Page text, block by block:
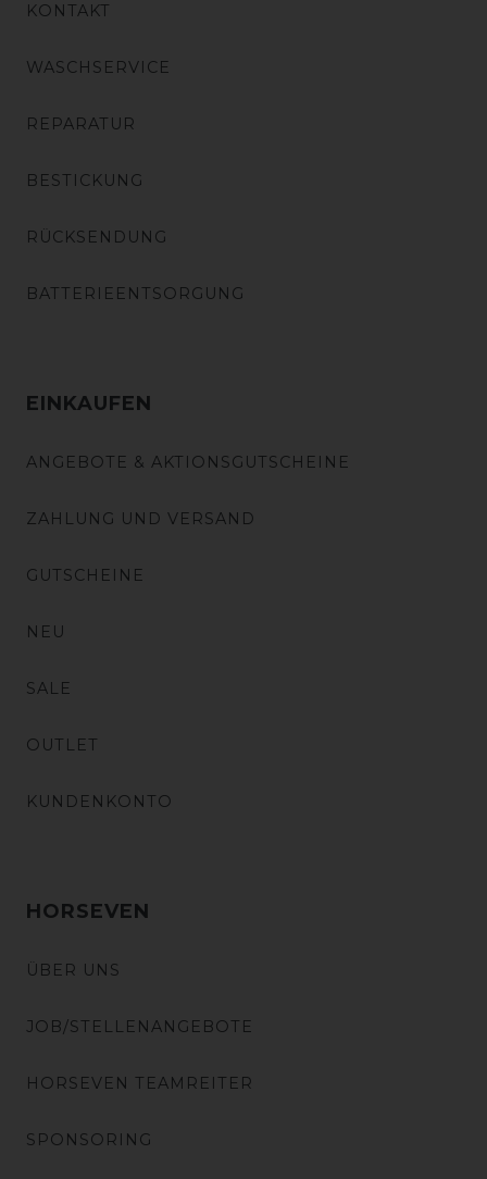
KONTAKT
WASCHSERVICE
REPARATUR
BESTICKUNG
RÜCKSENDUNG
BATTERIEENTSORGUNG
EINKAUFEN
ANGEBOTE & AKTIONSGUTSCHEINE
ZAHLUNG UND VERSAND
GUTSCHEINE
NEU
SALE
OUTLET
KUNDENKONTO
HORSEVEN
ÜBER UNS
JOB/STELLENANGEBOTE
HORSEVEN TEAMREITER
SPONSORING